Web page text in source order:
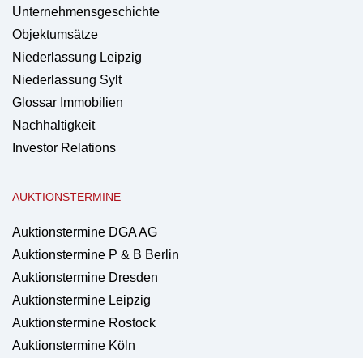
Unternehmensgeschichte
Objektumsätze
Niederlassung Leipzig
Niederlassung Sylt
Glossar Immobilien
Nachhaltigkeit
Investor Relations
AUKTIONSTERMINE
Auktionstermine DGA AG
Auktionstermine P & B Berlin
Auktionstermine Dresden
Auktionstermine Leipzig
Auktionstermine Rostock
Auktionstermine Köln